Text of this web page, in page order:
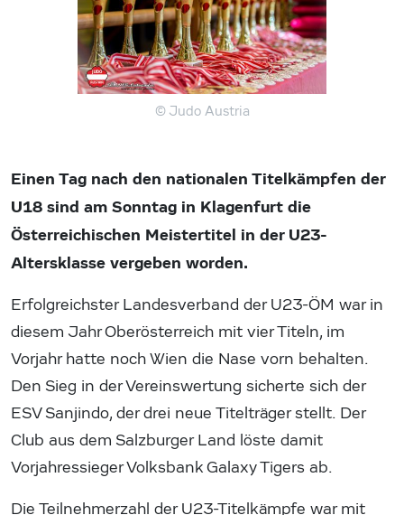
© Judo Austria
Einen Tag nach den nationalen Titelkämpfen der
U18 sind am Sonntag in Klagenfurt die
Österreichischen Meistertitel in der U23-
Altersklasse vergeben worden.
Erfolgreichster Landesverband der U23-ÖM war in
diesem Jahr Oberösterreich mit vier Titeln, im
Vorjahr hatte noch Wien die Nase vorn behalten.
Den Sieg in der Vereinswertung sicherte sich der
ESV Sanjindo, der drei neue Titelträger stellt. Der
Club aus dem Salzburger Land löste damit
Vorjahressieger Volksbank Galaxy Tigers ab.
Die Teilnehmerzahl der U23-Titelkämpfe war mit